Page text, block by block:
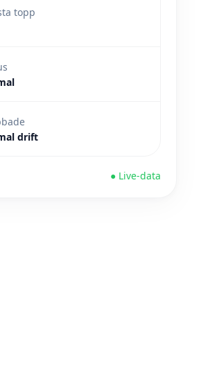
topp
drift
● Live-data